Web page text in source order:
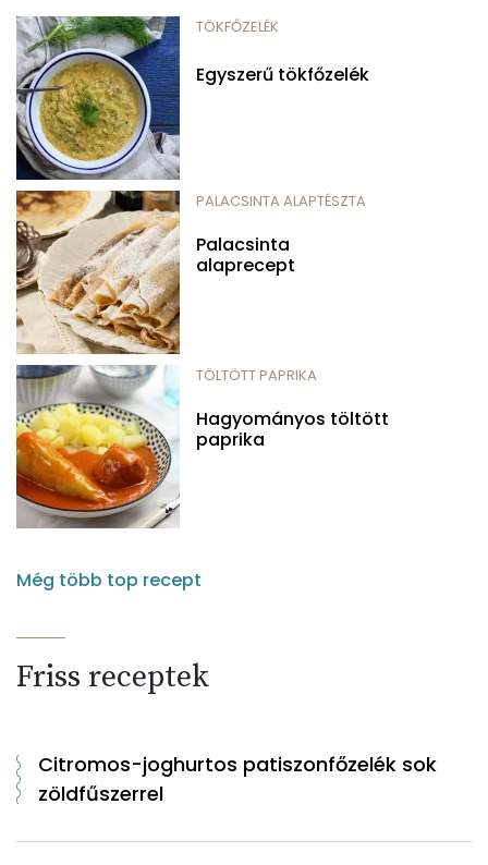
TÖKFŐZELÉK
Egyszerű tökfőzelék
PALACSINTA ALAPTÉSZTA
Palacsinta
alaprecept
TÖLTÖTT PAPRIKA
Hagyományos töltött
paprika
Még több top recept
Friss receptek
Citromos-joghurtos patiszonfőzelék sok
zöldfűszerrel